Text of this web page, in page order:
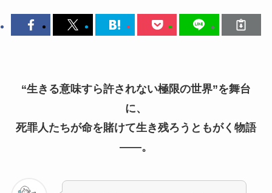
“生きる意味すら許されない極限の世界”を舞台
に、
死罪人たちが命を賭けて生き残ろうともがく物語
――。